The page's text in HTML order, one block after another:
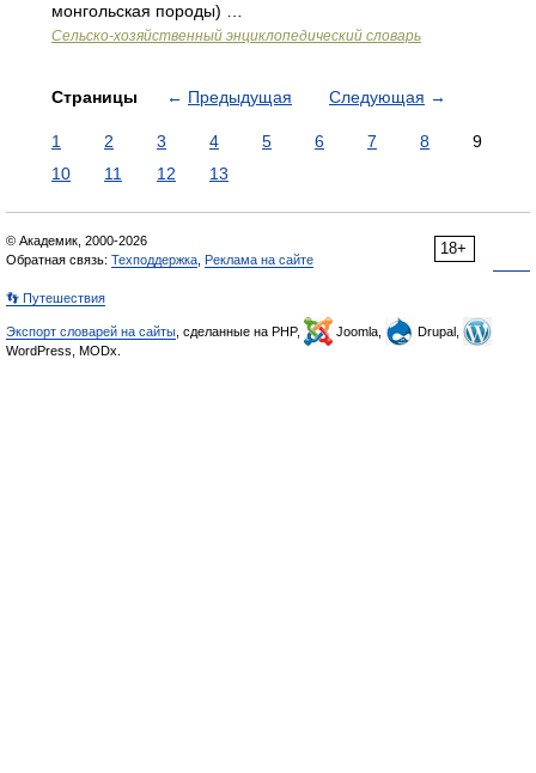
монгольская породы) …
Сельско-хозяйственный энциклопедический словарь
Страницы ← Предыдущая Следующая →
1 2 3 4 5 6 7 8
9
10
11 12 13
18+
© Академик, 2000-2026
Обратная связь: Техподдержка Реклама на сайте
👣 Путешествия
Экспорт словарей на сайты , сделанные на PHP, Joomla,
Drupal,
WordPress, MODx.